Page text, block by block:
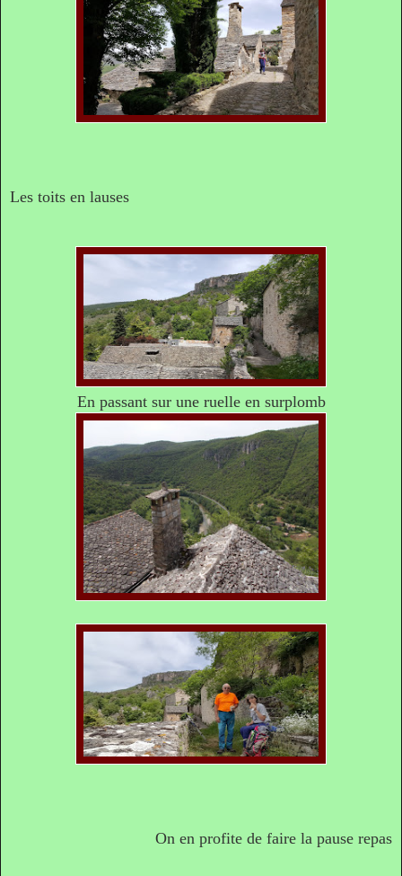
Les toits en lauses
En passant sur une ruelle en surplomb
On en profite de faire la pause repas